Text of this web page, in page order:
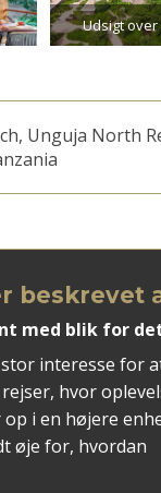
Unguja North
beskrevet
med blik for
interesse for
hvor
i en højere
øje for, hvordan
rejsemål spiller